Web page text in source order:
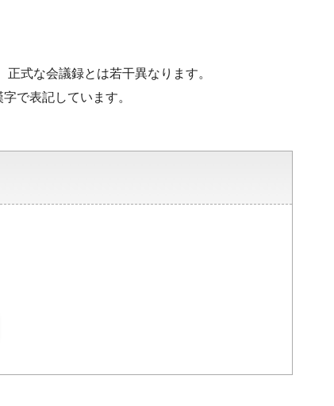
式な会議録とは若干異なります。
で表記しています。